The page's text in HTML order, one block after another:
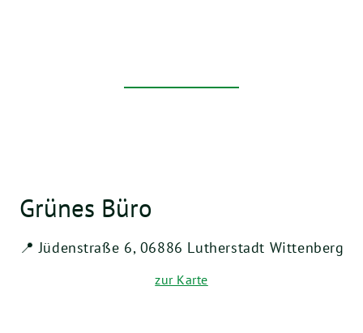
Grünes Büro
📍 Jüdenstraße 6, 06886 Lutherstadt Wittenberg
zur Karte